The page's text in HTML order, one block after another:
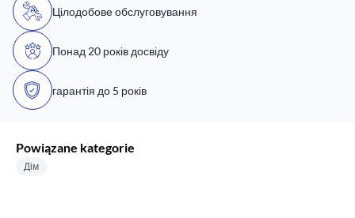
Цілодобове обслуговування
Понад 20 років досвіду
гарантія до 5 років
Powiązane kategorie
Дім